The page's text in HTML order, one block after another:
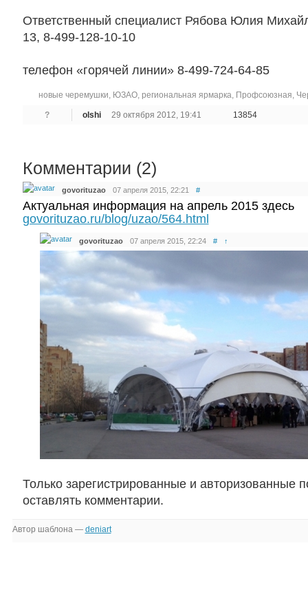
Ответственный специалист Рябова Юлия
13, 8-499-128-10-10
телефон «горячей линии» 8-499-724-64-85
новые черемушки, ЮЗАО, региональная ярмарка, Профсоюзная,
? olshi 29 октября 2012, 19:41 13854
Комментарии (2)
govorituzao 07 апреля 2015, 22:21 #
Актуальная информация на апрель 2015 здесь
govorituzao.ru/blog/uzao/564.html
govorituzao 07 апреля 2015, 22:24 # ↑
Только зарегистрированные и авторизованные
оставлять комментарии.
Автор шаблона — deniart